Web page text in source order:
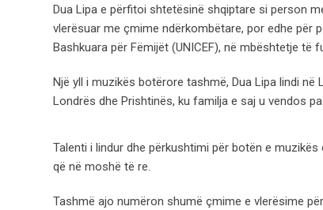
Dua Lipa e përfitoi shtetësinë shqiptare si person
vlerësuar me çmime ndërkombëtare, por edhe për
Bashkuara për Fëmijët (UNICEF), në mbështetje të
Një yll i muzikës botërore tashmë, Dua Lipa lindi
Londrës dhe Prishtinës, ku familja e saj u vendos
Talenti i lindur dhe përkushtimi për botën e
që në moshë të re.
Tashmë ajo numëron shumë çmime e vlerësime